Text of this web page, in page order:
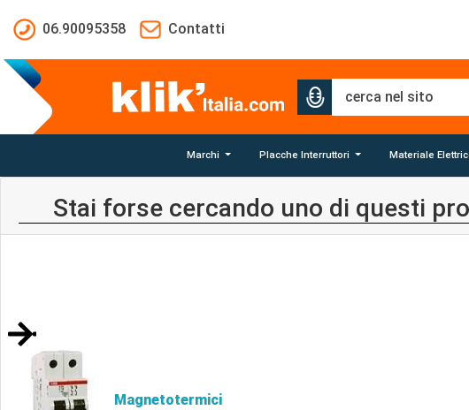
06.90095358
Contatti
Marchi Placche Interruttori Materiale
Stai forse cercando uno di questi
Magnetotermici